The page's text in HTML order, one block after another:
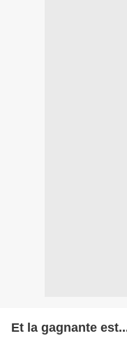
Et la gagnante